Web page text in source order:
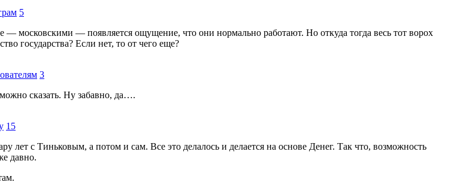
5
московскими — появляется ощущение, что они нормально работают. Но откуда тогда весь тот ворох
государства? Если нет, то от чего еще?
3
сказать. Ну забавно, да….
15
лет с Тиньковым, а потом и сам. Все это делалось и делается на основе Денег. Так что, возможность
давно.